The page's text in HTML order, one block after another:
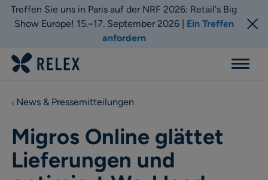
Treffen Sie uns in Paris auf der NRF 2026: Retail's Big
Show Europe! 15.–17. September 2026 | Ein Treffen
anfordern
Menu
News & Pressemitteilungen
Migros Online glättet
Lieferungen und